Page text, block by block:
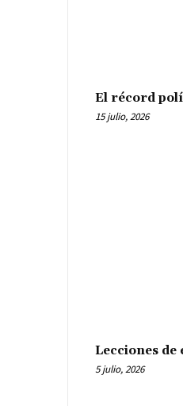
El récord
15 julio, 2026
Lecciones
5 julio, 2026